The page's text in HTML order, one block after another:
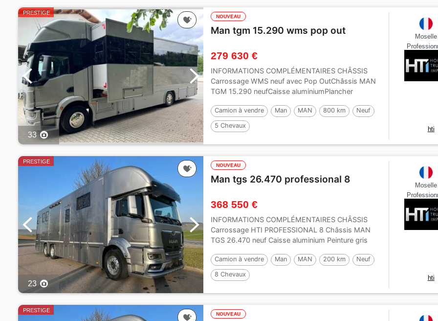
PRESTIGE
33
NOUVEAU
Man tgm 15.290 wms pop out
279 630 €
INFORMATIONS COMPLÉMENTAIRES CHÂSSIS
Carrossage WMS neuf avec Pop OutChâssis MAN
TGM 15.290 neufCaisse aluminiumPlancher
Camion à vendre Man MAN 800 km Neuf
5 Chevaux
Moselle
hti
PRESTIGE
23
NOUVEAU
Man tgs 26.470 professional 8
368 550 €
INFORMATIONS COMPLÉMENTAIRES CHÂSSIS
Carrossage HTI PROFESSIONAL 8 Châssis MAN
TGS 26.470 neuf Caisse aluminium Peinture gris
Camion à vendre Man MAN 200 km Neuf
8 Chevaux
Moselle
hti
PRESTIGE
NOUVEAU